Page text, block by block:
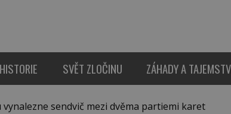
HISTORIE SVĚT ZLOČINU ZÁHADY A
sendvič mezi dvěma partiemi karet